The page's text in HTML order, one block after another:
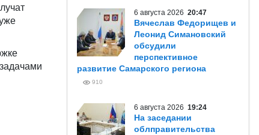
6 августа 2026 20:47
Вячеслав Федорищев и
Леонид Симановский
обсудили
перспективное
развитие Самарского региона
910
6 августа 2026 19:24
На заседании
облправительства